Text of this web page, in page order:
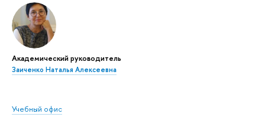
Академический руководитель
Заиченко Наталья Алексеевна
Учебный офис